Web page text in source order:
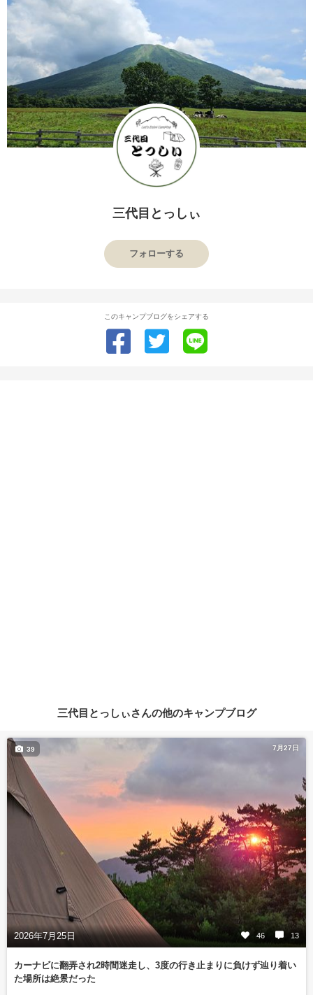
三代目とっしぃ
フォローする
このキャンプブログをシェアする
三代目とっしぃさんの他のキャンプブログ
7月27日
2026年7月25日 46 13
39
カーナビに翻弄され2時間迷走し、3度の行き止まりに負けず辿り着い
た場所は絶景だった